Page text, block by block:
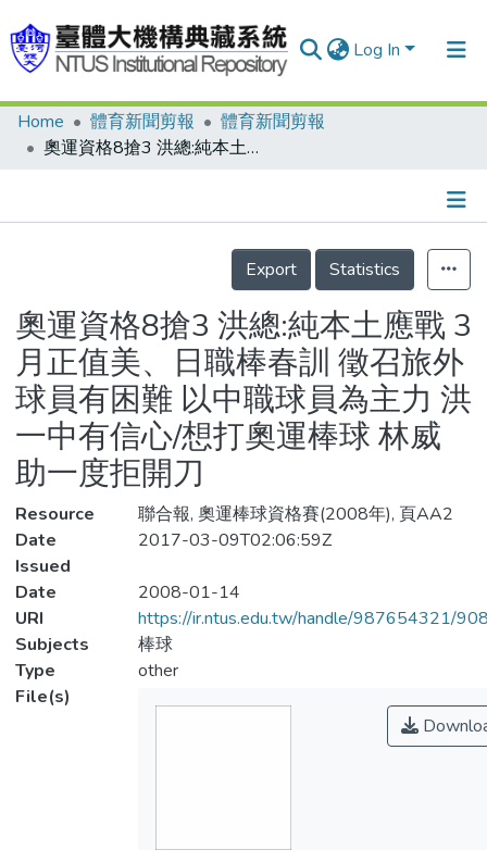
Log In
Communities & Collections
Statistics
Home 體育新聞剪報
體育新聞剪報
奧運資格8搶3 洪總:純本土應戰 3月正值美、日職棒春訓 徵召旅外球員有困難 以中職球員為主力 洪一中有信心/想打奧運棒球 林威助一度拒開刀
Details
Export
Statistics
奧運資格8搶3 洪總:純本土應戰 3
月正值美、日職棒春訓 徵召旅外
球員有困難 以中職球員為主力 洪
一中有信心/想打奧運棒球 林威
助一度拒開刀
Resource
聯合報, 奧運棒球資格賽(2008年), 頁AA2
Date
Issued
2017-03-09T02:06:59Z
Date
2008-01-14
URI
https://ir.ntus.edu.tw/handle/987654321/
Subjects
棒球
Type
other
File(s)